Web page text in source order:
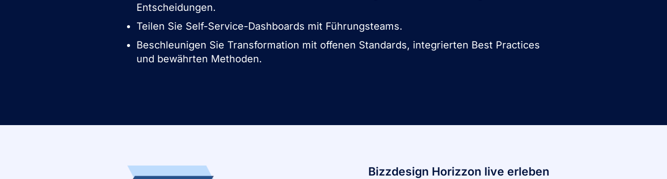
Entscheidungen.
Teilen Sie Self-Service-Dashboards mit Führungsteams.
Beschleunigen Sie Transformation mit offenen Standards, integrierten Best Practices
und bewährten Methoden.
Bizzdesign Horizzon live erleben